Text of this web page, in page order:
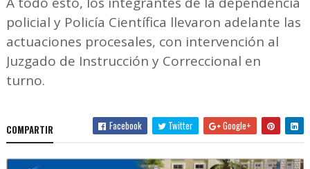
policial y Policía Científica llevaron adelante las
actuaciones procesales, con intervención al
Juzgado de Instrucción y Correccional en
turno.
COMPARTIR Facebook Twitter Google+